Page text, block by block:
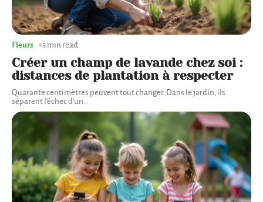
Créer un champ de lavande chez soi :
distances de plantation à respecter
Quarante centimètres peuvent tout changer. Dans le jardin, ils
séparent l'échec d'un…
Fleurs 5 min read